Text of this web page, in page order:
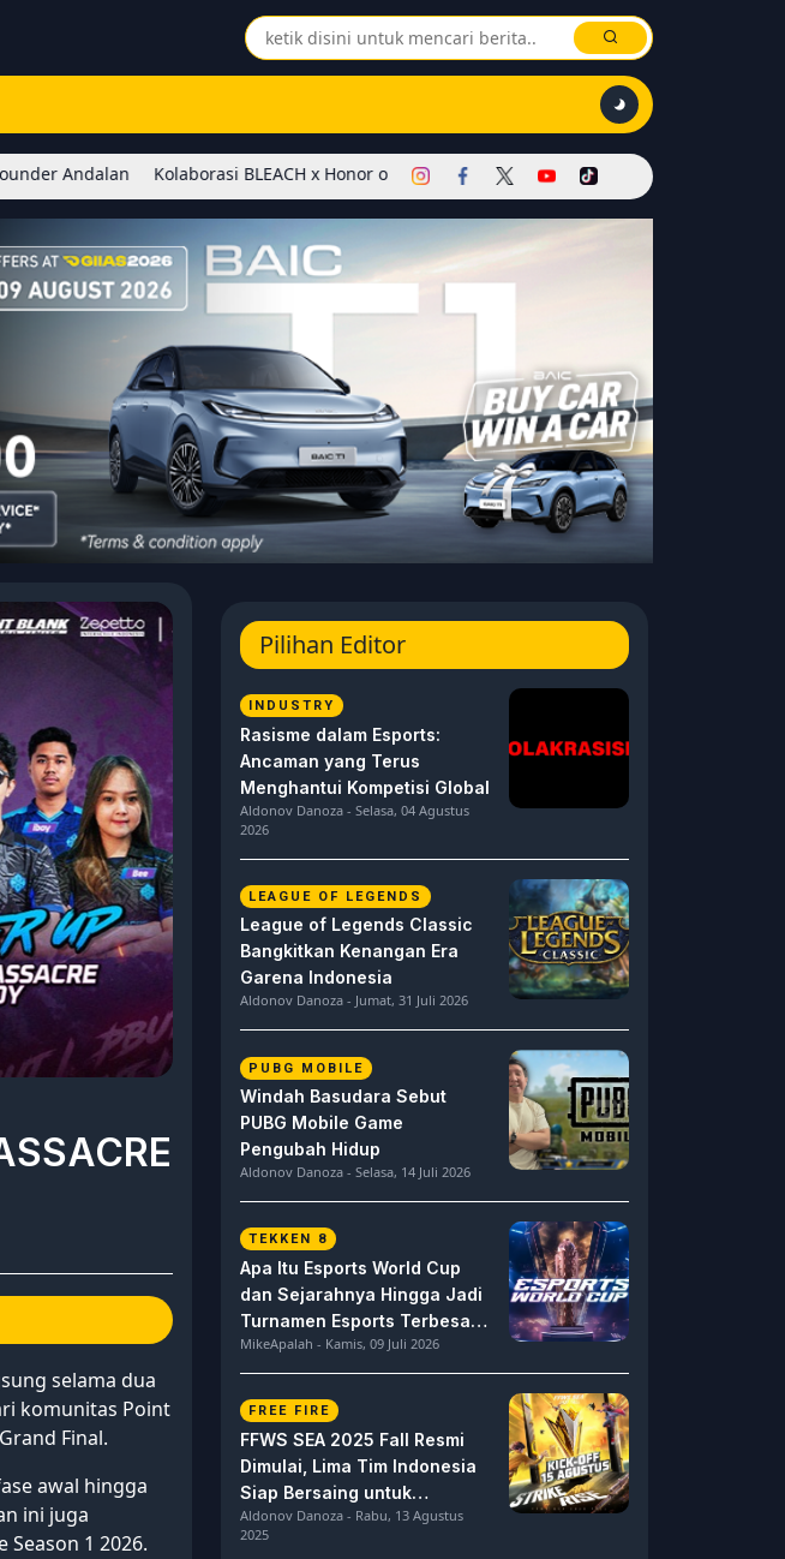
Kolaborasi BLEACH x Honor of Kings Dimulai! Hadirkan Skin Soul Reaper, Mode Khusus, dan
selama dua
komunitas Point
Final.
awal hingga
ini juga
1 2026.
Pilihan Editor
INDUSTRY
Rasisme dalam Esports:
Ancaman yang Terus
Menghantui Kompetisi Global
Aldonov Danoza - Selasa, 04 Agustus
2026
LEAGUE OF LEGENDS
League of Legends Classic
Bangkitkan Kenangan Era
Garena Indonesia
Aldonov Danoza - Jumat, 31 Juli 2026
PUBG MOBILE
Windah Basudara Sebut
PUBG Mobile Game
Pengubah Hidup
Aldonov Danoza - Selasa, 14 Juli 2026
TEKKEN 8
Apa Itu Esports World Cup
dan Sejarahnya Hingga Jadi
Turnamen Esports Terbesar
di Dunia
MikeApalah - Kamis, 09 Juli 2026
FREE FIRE
FFWS SEA 2025 Fall Resmi
Dimulai, Lima Tim Indonesia
Siap Bersaing untuk
Dominasi
Aldonov Danoza - Rabu, 13 Agustus
2025